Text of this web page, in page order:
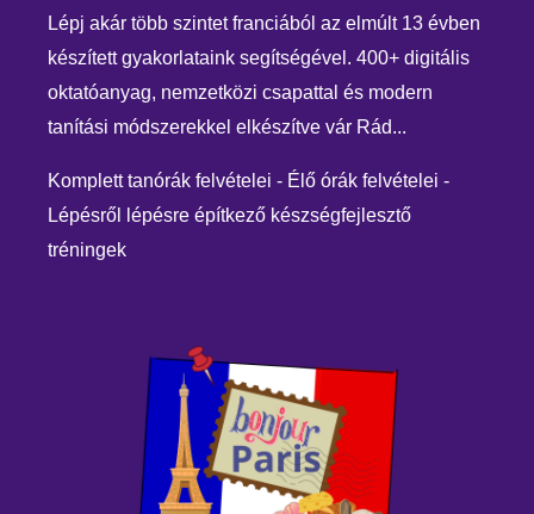
Lépj akár több szintet franciából az elmúlt 13 évben
készített gyakorlataink segítségével. 400+ digitális
oktatóanyag, nemzetközi csapattal és modern
tanítási módszerekkel elkészítve vár Rád...
Komplett tanórák felvételei - Élő órák felvételei -
Lépésről lépésre építkező készségfejlesztő
tréningek